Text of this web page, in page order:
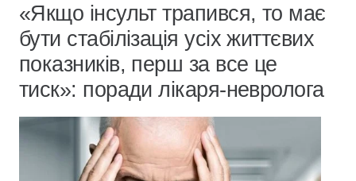
«Якщо інсульт трапився, то має
бути стабілізація усіх життєвих
показників, перш за все це
тиск»: поради лікаря-невролога